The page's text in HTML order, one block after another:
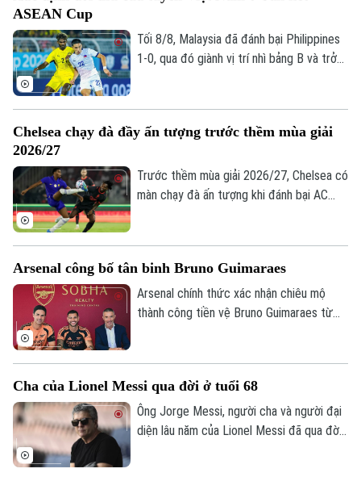
Chuyên mục
Hà Nội
Chính trị
Hà Nội
Nhịp sống Hà Nội
Thế giới
ASEAN Cup
Tối 8/8, Malaysia đã đánh bại Philippines
1-0, qua đó giành vị trí nhì bảng B và trở
Chelsea chạy đà đầy ấn tượng trước thềm mùa giải
2026/27
Trước thềm mùa giải 2026/27, Chelsea có
màn chạy đà ấn tượng khi đánh bại AC
vào ngày 25/8.
Arsenal công bố tân binh Bruno Guimaraes
Arsenal chính thức xác nhận chiêu mộ
thành công tiền vệ Bruno Guimaraes từ
qua đó trở thành mảnh ghép quan trọng
trong kế hoạch của HLV Mikel Arteta.
Cha của Lionel Messi qua đời ở tuổi 68
Ông Jorge Messi, người cha và người đại
diện lâu năm của Lionel Messi đã qua đời